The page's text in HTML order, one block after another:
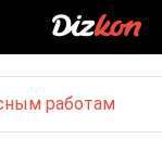
работам